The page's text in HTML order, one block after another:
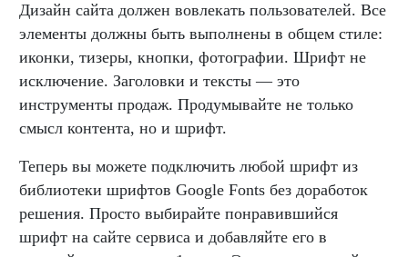
Дизайн сайта должен вовлекать пользователей. Все
элементы должны быть выполнены в общем стиле:
иконки, тизеры, кнопки, фотографии. Шрифт не
исключение. Заголовки и тексты — это
инструменты продаж. Продумывайте не только
смысл контента, но и шрифт.
Теперь вы можете подключить любой шрифт из
библиотеки шрифтов Google Fonts без доработок
решения. Просто выбирайте понравившийся
шрифт на сайте сервиса и добавляйте его в